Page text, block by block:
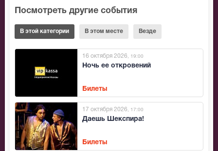
Посмотреть другие события
В этой категории В этом месте Везде
Ночь ее откровений
16 октября 2026 , 19:00
Билеты
Даешь Шекспира!
17 октября 2026 , 17:00
Билеты